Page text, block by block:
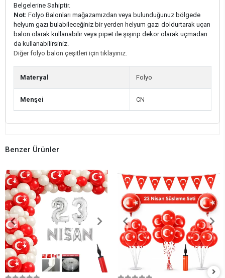
Belgelerine Sahiptir.
Not: Folyo Balonları mağazamızdan veya bulunduğunuz bölgede
helyum gazı bulabileceğiniz bir yerden helyum gazı doldurtarak uçan
balon olarak kullanabilir veya pipet ile şişirip dekor olarak uçmadan
da kullanabilirsiniz.
Diğer folyo balon çeşitleri için tıklayınız.
Materyal Folyo
Menşei CN
Benzer Ürünler